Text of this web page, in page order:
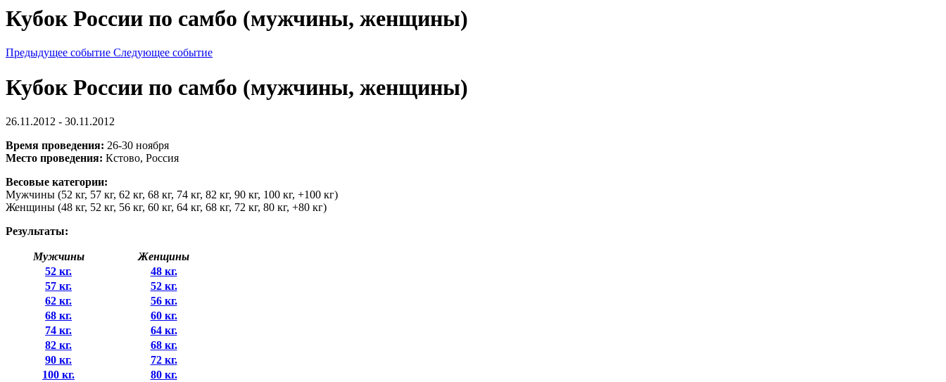
Кубок России по самбо (мужчины, женщины)
Предыдущее событие Следующее событие
Кубок России по самбо (мужчины, женщины)
26.11.2012 - 30.11.2012
Время проведения: 26-30 ноября
Место проведения: Кстово, Россия
Весовые категории:
Мужчины (52 кг, 57 кг, 62 кг, 68 кг, 74 кг, 82 кг, 90 кг, 100 кг, +100 кг)
Женщины (48 кг, 52 кг, 56 кг, 60 кг, 64 кг, 68 кг, 72 кг, 80 кг, +80 кг)
Результаты:
Мужчины
Женщины
52 кг.
48 кг.
57 кг.
52 кг.
62 кг.
56 кг.
68 кг.
60 кг.
74 кг.
64 кг.
82 кг.
68 кг.
90 кг.
72 кг.
100 кг.
80 кг.